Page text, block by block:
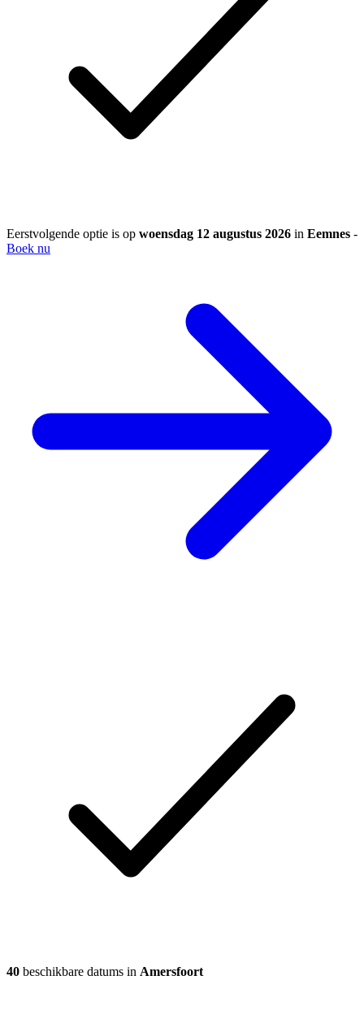
Eerstvolgende optie is op woensdag 12 augustus 2026 in Eemnes -
Boek nu
40 beschikbare datums in Amersfoort